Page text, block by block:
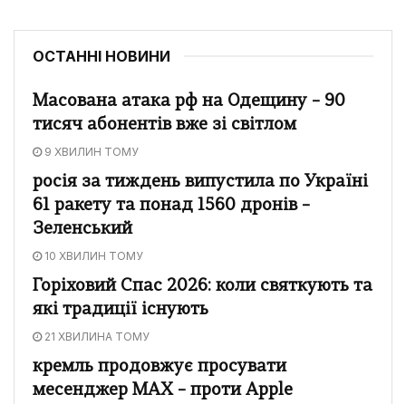
ОСТАННІ НОВИНИ
Масована атака рф на Одещину – 90
тисяч абонентів вже зі світлом
9 ХВИЛИН ТОМУ
росія за тиждень випустила по Україні
61 ракету та понад 1560 дронів –
Зеленський
10 ХВИЛИН ТОМУ
Горіховий Спас 2026: коли святкують та
які традиції існують
21 ХВИЛИНА ТОМУ
кремль продовжує просувати
месенджер MAX – проти Apple